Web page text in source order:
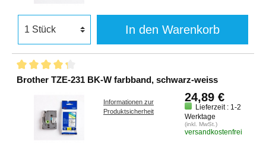
In den Warenkorb
Brother TZE-231 BK-W farbband, schwarz-weiss
Informationen zur
Produktsicherheit
24,89 €
Lieferzeit : 1-2
Werktage
(inkl. MwSt.)
versandkostenfrei